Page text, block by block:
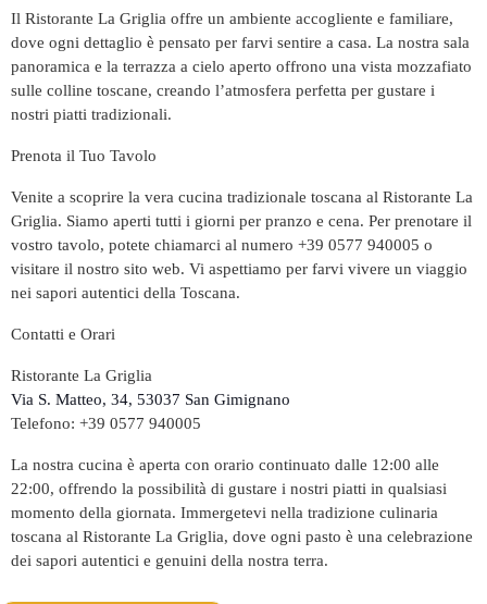
Il Ristorante La Griglia offre un ambiente accogliente e familiare,
dove ogni dettaglio è pensato per farvi sentire a casa. La nostra sala
panoramica e la terrazza a cielo aperto offrono una vista mozzafiato
sulle colline toscane, creando l’atmosfera perfetta per gustare i
nostri piatti tradizionali.
Prenota il Tuo Tavolo
Venite a scoprire la vera cucina tradizionale toscana al Ristorante La
Griglia. Siamo aperti tutti i giorni per pranzo e cena. Per prenotare il
vostro tavolo, potete chiamarci al numero +39 0577 940005 o
visitare il nostro sito web. Vi aspettiamo per farvi vivere un viaggio
nei sapori autentici della Toscana.
Contatti e Orari
Ristorante La Griglia
Via S. Matteo, 34, 53037 San Gimignano
Telefono: +39 0577 940005
La nostra cucina è aperta con orario continuato dalle 12:00 alle
22:00, offrendo la possibilità di gustare i nostri piatti in qualsiasi
momento della giornata. Immergetevi nella tradizione culinaria
toscana al Ristorante La Griglia, dove ogni pasto è una celebrazione
dei sapori autentici e genuini della nostra terra.